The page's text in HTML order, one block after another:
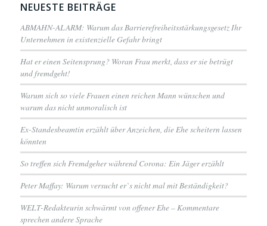
NEUESTE BEITRÄGE
ABMAHN-ALARM: Warum das Barrierefreiheitsstärkungsgesetz Ihr
Unternehmen in existenzielle Gefahr bringt
Hat er einen Seitensprung? Woran Frau merkt, dass er sie betrügt
und fremdgeht!
Warum sich so viele Frauen einen reichen Mann wünschen und
warum das nicht unmoralisch ist
Ex-Standesbeamtin erzählt über Anzeichen, die Ehe scheitern lassen
könnten
So treffen sich Fremdgeher während Corona: Ein Jäger erzählt
Peter Maffay: Warum versucht er`s nicht mal mit Beständigkeit?
WELT-Redakteurin schwärmt von offener Ehe – Kommentare
sprechen andere Sprache